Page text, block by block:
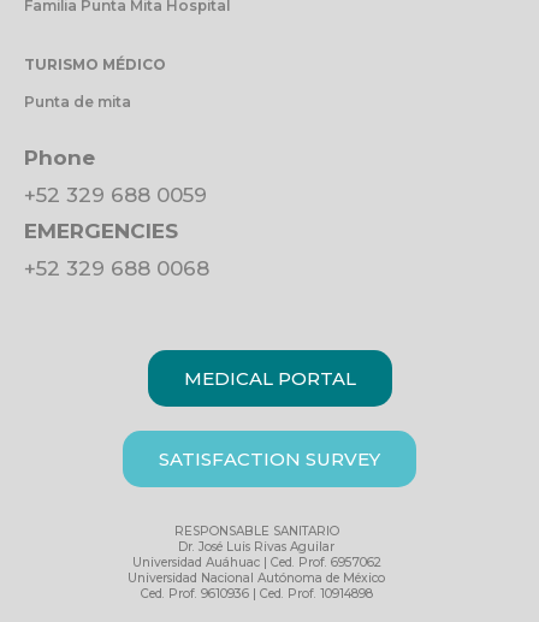
Familia Punta Mita Hospital
TURISMO MÉDICO
Punta de mita
Phone
+52 329 688 0059
EMERGENCIES
+52 329 688 0068
MEDICAL PORTAL
SATISFACTION SURVEY
RESPONSABLE SANITARIO
Dr. José Luis Rivas Aguilar
Universidad Auáhuac | Ced. Prof. 6957062
Universidad Nacional Autónoma de México
Ced. Prof. 9610936 | Ced. Prof. 10914898